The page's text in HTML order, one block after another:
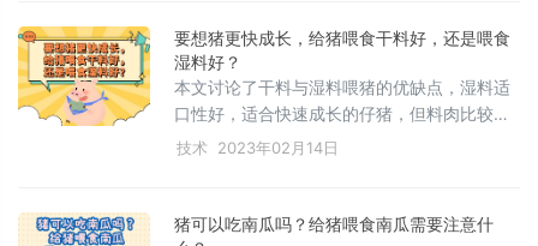
的脱霉剂，提供了实用的建议，强调了不同猪
群阶段对霉菌毒素预防的针对性。旨在帮助养
猪人了解和优化玉米饲料管理，确保猪只健
康。
要想猪更快成长，给猪喂食干料好，还是喂食
湿料好？
本文讨论了干料与湿料喂猪的优缺点，湿料适
口性好，适合快速成长的仔猪，但料肉比较
低；干料料肉比高，适合节约成本，添加催肥
模和猪只成长阶段选择合适的饲料类型。
技术 2023年02月14日
猪可以吃南瓜吗？给猪喂食南瓜需要注意什